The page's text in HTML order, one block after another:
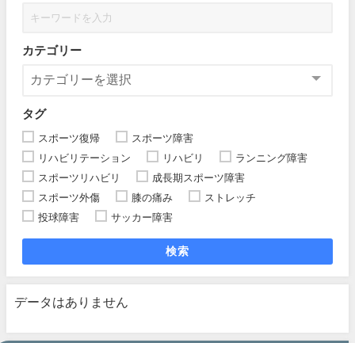
カテゴリー
タグ
スポーツ復帰
スポーツ障害
リハビリテーション
リハビリ
ランニング障害
スポーツリハビリ
成長期スポーツ障害
スポーツ外傷
膝の痛み
ストレッチ
投球障害
サッカー障害
検索
データはありません